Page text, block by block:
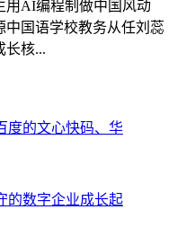
用AI编程制做中国风动
中国语学校教务从任刘蕊
长核...
度的文心快码、华
的数字企业成长起